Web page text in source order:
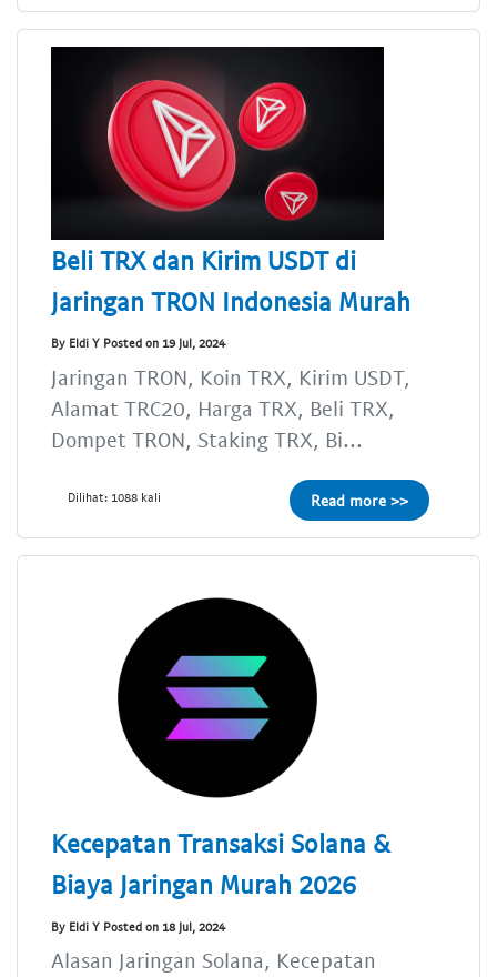
Beli TRX dan Kirim USDT di
Jaringan TRON Indonesia Murah
By Eldi Y Posted on 19 Jul, 2024
Jaringan TRON, Koin TRX, Kirim USDT,
Alamat TRC20, Harga TRX, Beli TRX,
Dompet TRON, Staking TRX, Bi...
Dilihat: 1088 kali Read more >>
Kecepatan Transaksi Solana &
Biaya Jaringan Murah 2026
By Eldi Y Posted on 18 Jul, 2024
Alasan Jaringan Solana, Kecepatan